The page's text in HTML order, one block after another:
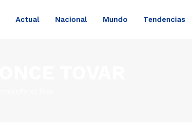
Actual Nacional Mundo Tendencias